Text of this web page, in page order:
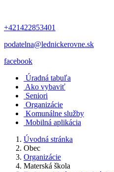
+421422853401
podatelna@lednickerovne.sk
facebook
Úradná tabuľa
Ako vybaviť
Seniori
Organizácie
Komunálne služby
Mobilná aplikácia
Úvodná stránka
Obec
Organizácie
Materská škola